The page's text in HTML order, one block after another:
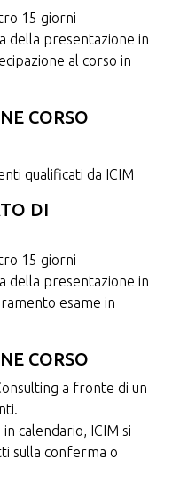
15 giorni
della presentazione in
al corso in
CORSO
qualificati da ICIM
DI
15 giorni
della presentazione in
esame in
CORSO
a fronte di un
calendario, ICIM si
sulla conferma o